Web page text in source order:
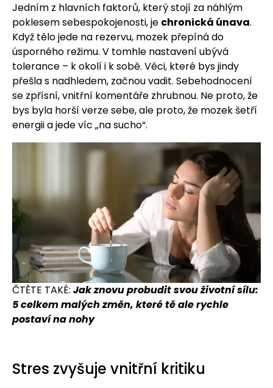
Jedním z hlavních faktorů, který stojí za náhlým
poklesem sebespokojenosti, je chronická únava.
Když tělo jede na rezervu, mozek přepíná do
úsporného režimu. V tomhle nastavení ubývá
tolerance – k okolí i k sobě. Věci, které bys jindy
přešla s nadhledem, začnou vadit. Sebehodnocení
se zpřísní, vnitřní komentáře zhrubnou. Ne proto, že
bys byla horší verze sebe, ale proto, že mozek šetří
energii a jede víc „na sucho“.
ČTĚTE TAKÉ: Jak znovu probudit svou životní sílu:
5 celkem malých změn, které tě ale rychle
postaví na nohy
Stres zvyšuje vnitřní kritiku